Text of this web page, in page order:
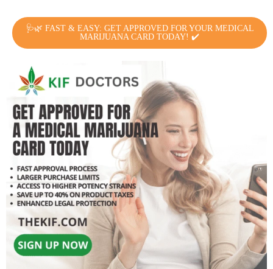
🩺🌿 FAST & EASY: GET APPROVED FOR YOUR MEDICAL
MARIJUANA CARD TODAY! ✔️